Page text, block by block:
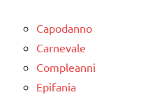
Capodanno
Carnevale
Compleanni
Epifania